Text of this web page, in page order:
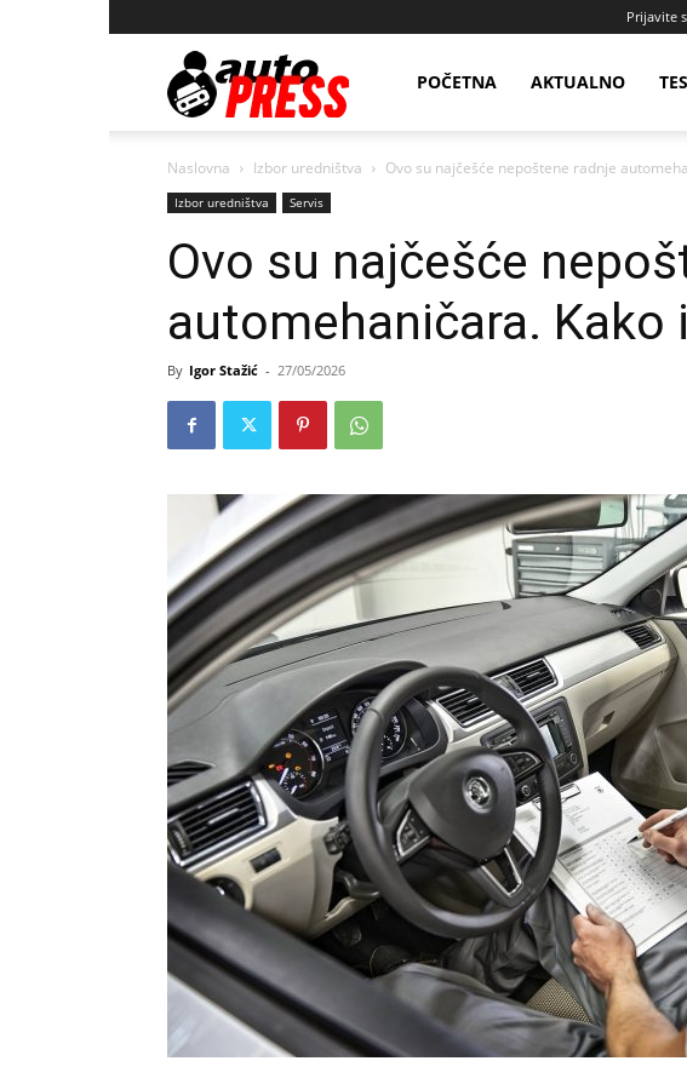
Prijavite
AutopressHRPOČETNA AKTUALNO
Naslovna Izbor uredništva Ovo su najčešće nepoštene radnje
Izbor uredništva Servis
Ovo su najčešće
automehaničara. Kako
By Igor Stažić - 27/05/2026